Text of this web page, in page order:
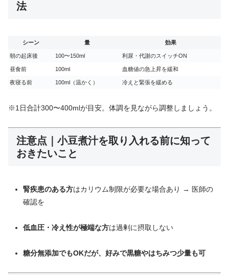
法
シーン 量 効果
朝の起床後 100〜150ml 利尿・代謝のスイッチON
昼食前 100ml 血糖値の急上昇を緩和
夜寝る前 100ml（温かく） 冷えと緊張を緩める
※1日合計300〜400mlが目安。体調を見ながら調整しましょう。
注意点｜小豆煮汁を取り入れる前に知って
おきたいこと
腎疾患のある方はカリウム制限が必要な場合あり → 医師の
確認を
低血圧・冷え性が極端な方は過剰に摂取しない
糖分無添加でもOKだが、好みで黒糖やはちみつ少量も可